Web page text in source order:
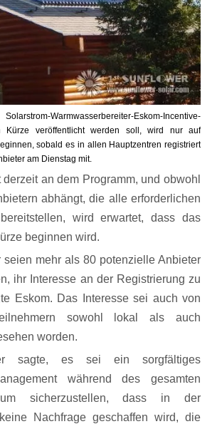
Warmwasserbereiter-Eskom-Incentive-
Kürze veröffentlicht werden soll, wird nur auf
sobald es in allen Hauptzentren registriert
am Dienstag mit.
derzeit an dem Programm, und obwohl
abhängt, die alle erforderlichen
bereitstellen, wird erwartet, dass das
beginnen wird.
seien mehr als 80 potenzielle Anbieter
ihr Interesse an der Registrierung zu
Eskom. Das Interesse sei auch von
sowohl lokal als auch
worden.
sagte, es sei ein sorgfältiges
während des gesamten
um sicherzustellen, dass in der
Nachfrage geschaffen wird, die